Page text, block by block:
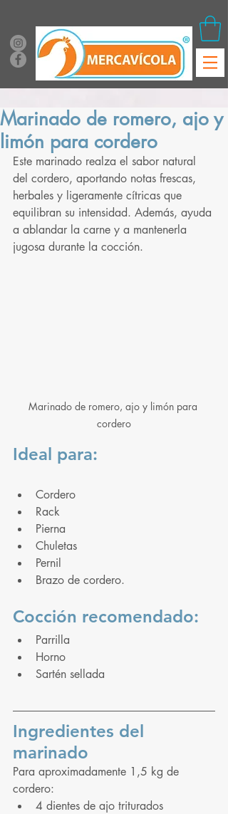
Marinado de romero, ajo y
limón para cordero
Este marinado realza el sabor natural
del cordero, aportando notas frescas,
herbales y ligeramente cítricas que
equilibran su intensidad. Además, ayuda
a ablandar la carne y a mantenerla
jugosa durante la cocción.
Marinado de romero, ajo y limón para
cordero
Ideal para:
Cordero
Rack
Pierna
Chuletas
Pernil
Brazo de cordero.
Cocción recomendado:
Parrilla
Horno
Sartén sellada
Ingredientes del
marinado
Para aproximadamente 1,5 kg de
cordero:
4 dientes de ajo triturados